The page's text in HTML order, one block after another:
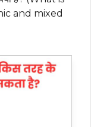
and mixed